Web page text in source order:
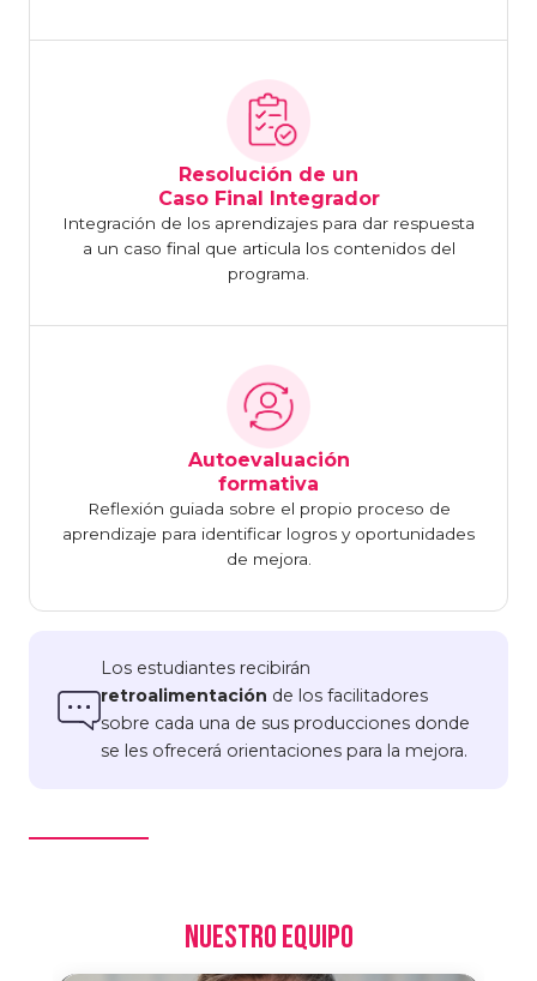
Resolución de un
Caso Final Integrador
Integración de los aprendizajes para dar respuesta
a un caso final que articula los contenidos del
programa.
Autoevaluación
formativa
Reflexión guiada sobre el propio proceso de
aprendizaje para identificar logros y oportunidades
de mejora.
Los estudiantes recibirán
retroalimentación de los facilitadores
sobre cada una de sus producciones donde
se les ofrecerá orientaciones para la mejora.
NUESTRO EQUIPO